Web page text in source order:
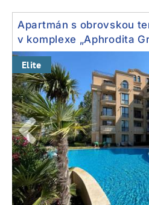
Apartmán s obrovskou
v komplexe „Aphrodita
Previous
Elite